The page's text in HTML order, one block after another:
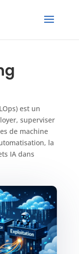
est un
superviser
de machine
la
IA dans